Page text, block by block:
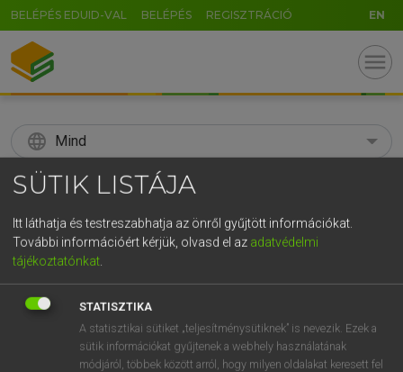
BELÉPÉS EDUID-VAL BELÉPÉS REGISZTRÁCIÓ EN
menu
language Mind
search
KERESÉS
Díjmentes angol szótár
mn savanykás
kesernyés
SÜTIK LISTÁJA
Itt láthatja és testreszabhatja az önről gyűjtött információkat.
További információért kérjük, olvasd el az adatvédelmi
tájékoztatónkat
STATISZTIKA
A statisztikai sütiket „teljesítménysütiknek” is nevezik. Ezek a
sütik információkat gyűjtenek a webhely használatának
módjáról, többek között arról, hogy milyen oldalakat keresett fel
GR
5 6 7 8 9 ö ü ó
r t z u i o p ő ú
k l ű
n m , . - AltGr